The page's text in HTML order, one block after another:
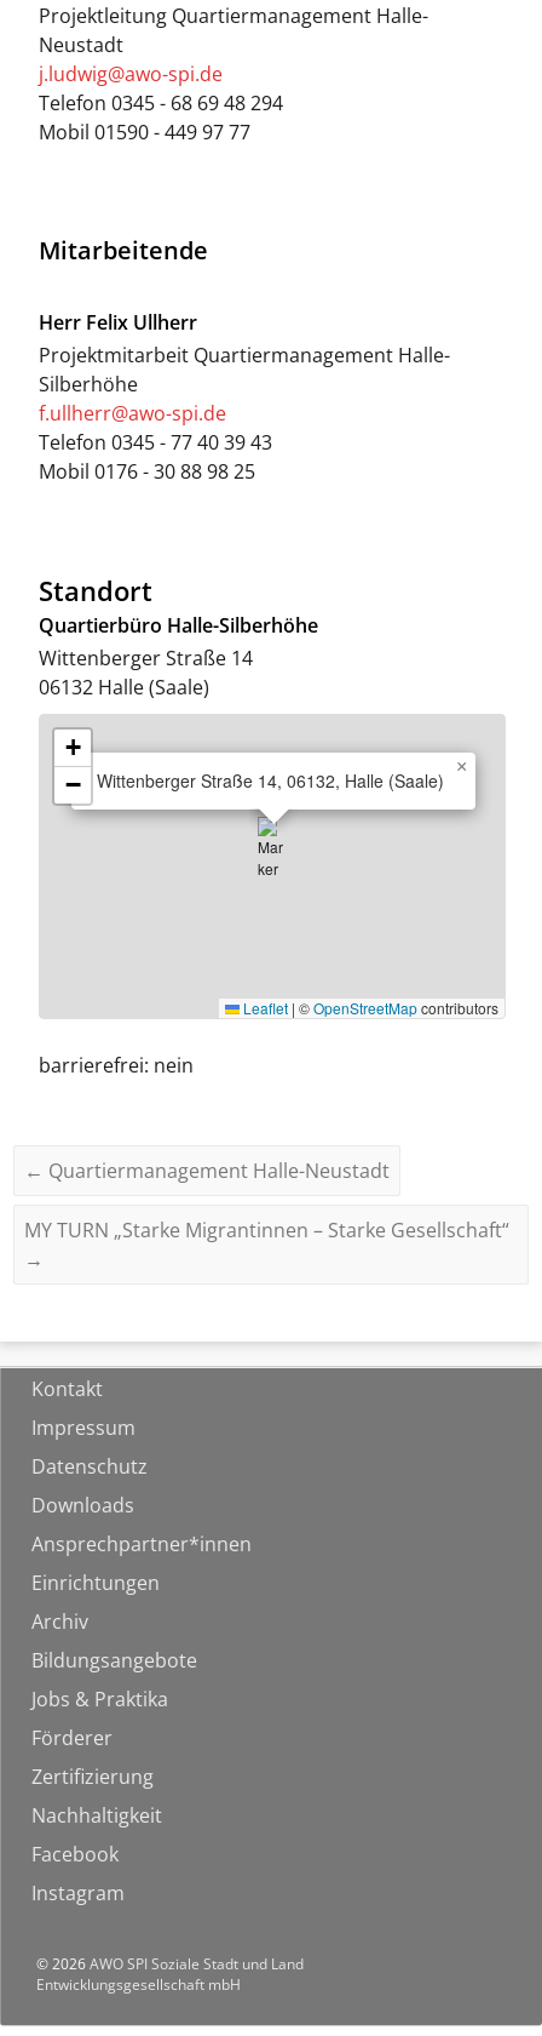
Projektleitung Quartiermanagement Halle-
Neustadt
j.ludwig@awo-spi.de
Telefon 0345 - 68 69 48 294
Mobil 01590 - 449 97 77
Mitarbeitende
Herr Felix Ullherr
Projektmitarbeit Quartiermanagement Halle-
Silberhöhe
f.ullherr@awo-spi.de
Telefon 0345 - 77 40 39 43
Mobil 0176 - 30 88 98 25
Standort
Quartierbüro Halle-Silberhöhe
Wittenberger Straße 14
06132 Halle (Saale)
Wittenberger Straße 14, 06132, Halle (Saale)
×
+
−
Leaflet | ©OpenStreetMapcontributors
barrierefrei: nein
← Quartiermanagement Halle-Neustadt
MY TURN „Starke Migrantinnen – Starke Gesellschaft“
→
Kontakt
Impressum
Datenschutz
Downloads
Ansprechpartner*innen
Einrichtungen
Archiv
Bildungsangebote
Jobs & Praktika
Förderer
Zertifizierung
Nachhaltigkeit
Facebook
Instagram
© 2026AWO SPI Soziale Stadt und Land
Entwicklungsgesellschaft mbH